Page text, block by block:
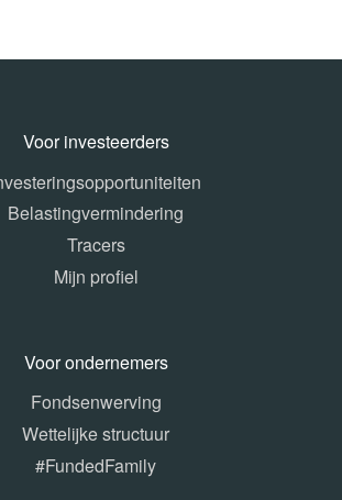
Voor investeerders
Belastingvermindering
Tracers
Mijn profiel
Voor ondernemers
Fondsenwerving
Wettelijke structuur
#FundedFamily